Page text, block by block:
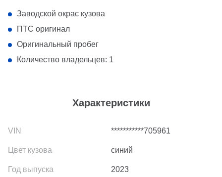
Характеристики
***********705961
синий
2023
Заводской окрас кузова
ПТС оригинал
Оригинальный пробег
Количество владельцев: 1